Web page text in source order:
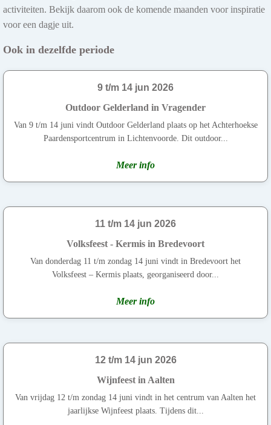
activiteiten. Bekijk daarom ook de komende maanden voor inspiratie
voor een dagje uit.
Ook in dezelfde periode
9 t/m 14 jun 2026
Outdoor Gelderland in Vragender
Van 9 t/m 14 juni vindt Outdoor Gelderland plaats op het Achterhoekse
Paardensportcentrum in Lichtenvoorde. Dit outdoor...
Meer info
11 t/m 14 jun 2026
Volksfeest - Kermis in Bredevoort
Van donderdag 11 t/m zondag 14 juni vindt in Bredevoort het
Volksfeest – Kermis plaats, georganiseerd door...
Meer info
12 t/m 14 jun 2026
Wijnfeest in Aalten
Van vrijdag 12 t/m zondag 14 juni vindt in het centrum van Aalten het
jaarlijkse Wijnfeest plaats. Tijdens dit...